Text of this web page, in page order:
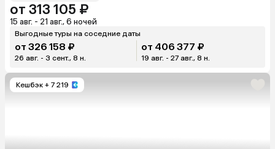
от 313 105 ₽
15 авг. - 21 авг., 6 ночей
Выгодные туры на соседние даты
от 326 158 ₽
26 авг. - 3 сент., 8 н.
от 406 377 ₽
19 авг. - 27 авг., 8 н.
Кешбэк + 7 219